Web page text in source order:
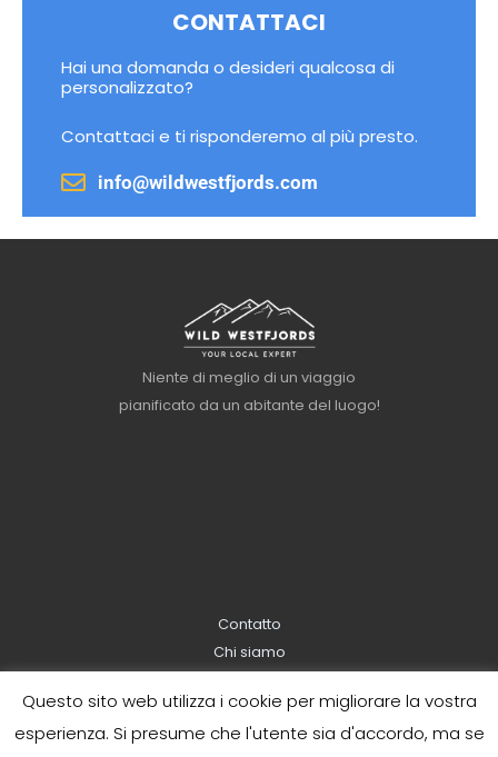
CONTATTACI
Hai una domanda o desideri qualcosa di
personalizzato?
Contattaci e ti risponderemo al più presto.
info@wildwestfjords.com
Niente di meglio di un viaggio
pianificato da un abitante del luogo!
Contatto
Chi siamo
Informativa sulla privacy
Questo sito web utilizza i cookie per migliorare la vostra
esperienza. Si presume che l'utente sia d'accordo, ma se